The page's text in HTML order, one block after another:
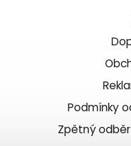
Podmínky
Zpětný